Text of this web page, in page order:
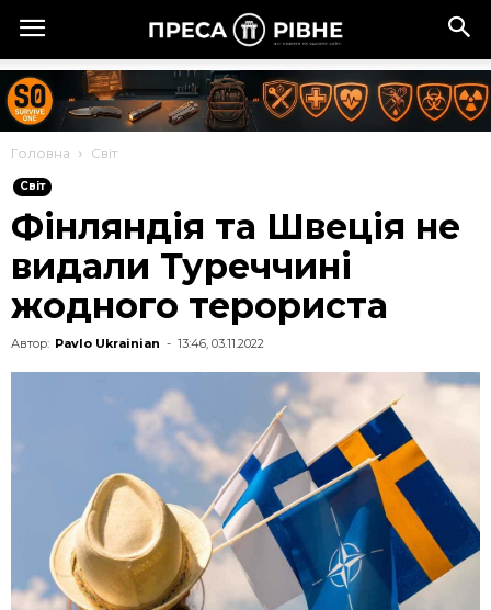
Головна Cвіт
Cвіт
Фінляндія та Швеція не
видали Туреччині
жодного терориста
Автор: Pavlo Ukrainian - 13:46, 03.11.2022